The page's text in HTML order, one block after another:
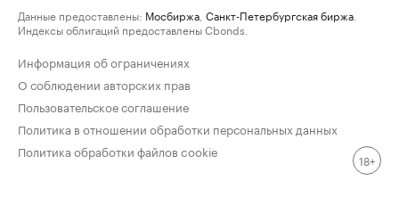
Данные предоставлены: Мосбиржа Санкт-Петербургская биржа
Индексы облигаций предоставлены Cbonds.
Информация об ограничениях
О соблюдении авторских прав
Пользовательское соглашение
Политика в отношении обработки персональных данных
Политика обработки файлов cookie
18+